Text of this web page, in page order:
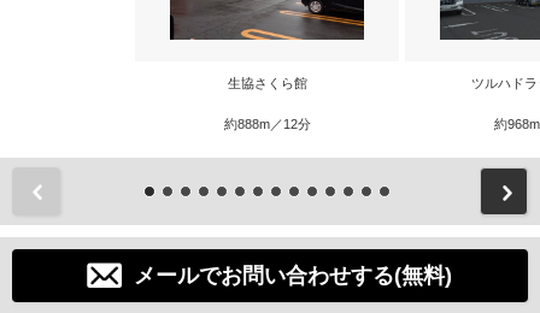
生協さくら館
約888m／12分
ツルハド
約
メールでお問い合わせする(無料)